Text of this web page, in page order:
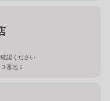
認ください
番地１